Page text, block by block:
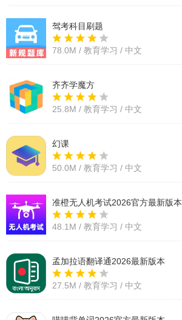
驾考科目刷题
78.0M / 教育学习 / 中文
齐齐学魔方
25.8M / 教育学习 / 中文
幻课
50.0M / 教育学习 / 中文
准橙无人机考试2026官方最新版本
48.1M / 教育学习 / 中文
孟加拉语翻译通2026最新版本
27.5M / 教育学习 / 中文